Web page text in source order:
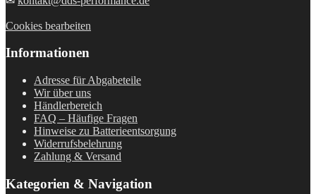
Cookies bearbeiten
Informationen
Adresse für Abgabeteile
Wir über uns
Händlerbereich
FAQ – Häufige Fragen
Hinweise zu Batterieentsorgung
Widerrufsbelehrung
Zahlung & Versand
Kategorien & Navigation